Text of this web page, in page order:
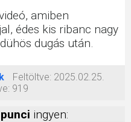
amiben
édes kis ribanc nagy
dugás után.
Feltöltve: 2025.02.25.
919
ingyen: